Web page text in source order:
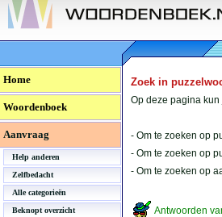
Woordenboek.NU
Home
Woordenboek
Aanvraag
Help anderen
Zelfbedacht
Alle categorieën
Beknopt overzicht
Zoek in
Op deze pagina
- Om te zoeken op
- Om te zoeken op
- Om te zoeken op
Antwoorden